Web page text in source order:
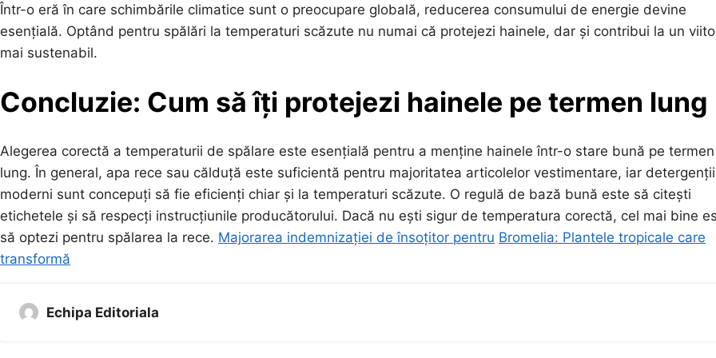
Într-o eră în care schimbările climatice sunt o preocupare globală, reducerea consumului de energie devine
esențială. Optând pentru spălări la temperaturi scăzute nu numai că protejezi hainele, dar și contribui la un
mai sustenabil.
Concluzie: Cum să îți protejezi hainele pe termen lung
Alegerea corectă a temperaturii de spălare este esențială pentru a menține hainele într-o stare bună pe termen
lung. În general, apa rece sau călduță este suficientă pentru majoritatea articolelor vestimentare, iar detergenții
moderni sunt concepuți să fie eficienți chiar și la temperaturi scăzute. O regulă de bază bună este să citești
etichetele și să respecți instrucțiunile producătorului. Dacă nu ești sigur de temperatura corectă, cel mai bine
să optezi pentru spălarea la rece. Majorarea indemnizației de însoțitor pentru Bromelia: Plantele tropicale care
transformă
Echipa Editoriala